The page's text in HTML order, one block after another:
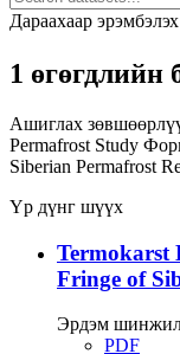
Дараахаар эрэмбэлэх
1 өгөгдлийн
Ашиглах
Permafrost Study
Siberian Permafrost
Үр дүнг шүүх
Termokarst
Fringe of
Эрдэм
PDF